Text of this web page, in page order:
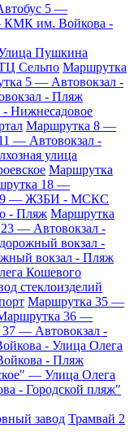
5 —
КМК им. Войкова -
Пушкина
Сельпо Маршрутка
5 — Автовокзал -
- Пляж
Нижнесадовое
Маршрутка 8 —
— Автовокзал -
улица
Маршрутка
18 —
— ЖЗБИ - МСКС
- Пляж Маршрутка
— Автовокзал -
вокзал -
вокзал - Пляж
Кошевого
стеклоизделий
Маршрутка 35 —
36 —
— Автовокзал -
- Улица Олега
- Пляж
— Улица Олега
- Городской пляж"
завод Трамвай 2